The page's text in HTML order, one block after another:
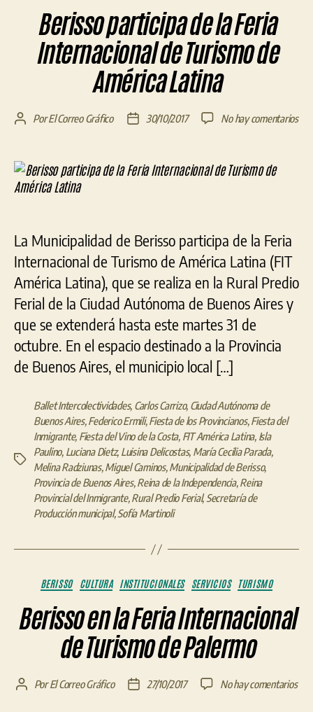
Berisso participa de la Feria
Internacional de Turismo de
América Latina
Autor
entrada
PorEl Correo Gráfico
Fecha
entrada
30/10/2017 No hay comentariosen
La Municipalidad de Berisso participa de la Feria
Internacional de Turismo de América Latina (FIT
América Latina), que se realiza en la Rural Predio
Ferial de la Ciudad Autónoma de Buenos Aires y
que se extenderá hasta este martes 31 de
octubre. En el espacio destinado a la Provincia
de Buenos Aires, el municipio local […]
Etiquetas
Ballet Intercolectividades, Carlos Carrizo, Ciudad Autónoma de
Buenos Aires,Federico Ermili,Fiesta de los Provincianos,Fiesta del
Inmigrante, Fiesta del Vino de la Costa, FIT América Latina, Isla
Paulino, Luciana Dietz, Luisina Delicostas, María Cecilia Parada,
Melina Radziunas,Miguel Caminos,Municipalidad de Berisso,
Provincia de Buenos Aires,Reina de la Independencia,Reina
Provincial del Inmigrante,Rural Predio Ferial,Secretaría de
Producción municipal,Sofía Martinoli
Categorías
BERISSO CULTURA INSTITUCIONALES SERVICIOS TURISMO
Berisso en la Feria Internacional
de Turismo de Palermo
AutorPorEl Correo Gráfico
Fecha27/10/2017 No hay comentariosen